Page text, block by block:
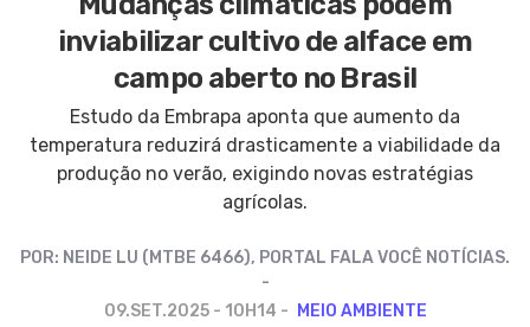
inviabilizar cultivo de alface em
campo aberto no Brasil
Estudo da Embrapa aponta que aumento da
temperatura reduzirá drasticamente a viabilidade da
produção no verão, exigindo novas estratégias
agrícolas.
POR: NEIDE LU (MTBE 6466), PORTAL FALA VOCÊ NOTÍCIAS.
09.SET.2025 - 10H14 MEIO AMBIENTE